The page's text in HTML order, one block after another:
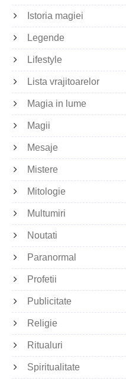
Istoria magiei
Legende
Lifestyle
Lista vrajitoarelor
Magia in lume
Magii
Mesaje
Mistere
Mitologie
Multumiri
Noutati
Paranormal
Profetii
Publicitate
Religie
Ritualuri
Spiritualitate